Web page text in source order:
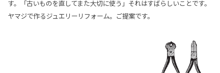
す。「古いものを直してまた大切に使う」それはすばらしいことです。
ヤマジで作るジュエリーリフォーム。ご提案です。